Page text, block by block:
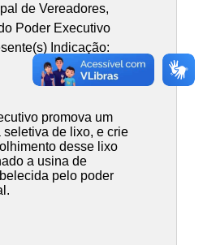
de Vereadores,
Poder Executivo
Indicação:
promova um
seletiva de lixo, e crie
desse lixo
a usina de
pelo poder